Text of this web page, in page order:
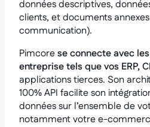
données descriptives,
clients, et documents
communication).
Pimcorese connecte avec
entreprise tels que vos ERP,
applications tierces. Son
100% API facilite son
données sur l’ensemble de
notamment votre e-